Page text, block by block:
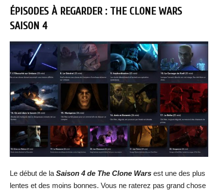
ÉPISODES À REGARDER : THE CLONE WARS
SAISON 4
Le début de la Saison 4 de The Clone Wars est une des plus
lentes et des moins bonnes. Vous ne raterez pas grand chose